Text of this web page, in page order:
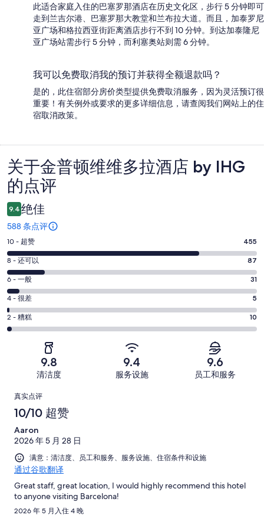
此适合家庭入住的巴塞罗那酒店在历史文化区，步行 5 分钟即可
走到兰吉尔港、巴塞罗那大教堂和兰布拉大道。而且，加泰罗尼
亚广场和格拉西亚街距离酒店步行不到 10 分钟。到达加泰隆尼
亚广场站需步行 5 分钟，而利塞奥站则需 6 分钟。
我可以免费取消我的预订并获得全额退款吗？
是的，此住宿部分房价类型提供免费取消服务，因为灵活预订很
重要！有关例外或要求的更多详细信息，请查阅我们网站上的住
宿取消政策。
点
评
关于金普顿维维多拉酒店 by IHG
的点评
9.4 绝佳
588 条点评
10
分
-
超
赞。
455
条
好
条
点
10 - 超赞 455
8
分
-
还
可
以。
有
588
条
点
评
8 - 还可以 87
6
分
-
一
般。
共
有
条
点
评
6 - 一般 31
4
分
-
评，
共
有
588
条
点
4 - 很差 5
2
分
条
好
评，
共
有
588
条
点
评
2 - 糟糕 10
9.8
清洁度
9.4
服务设施
9.6
员工和服务
点
评
真实点评
10/10 超赞
Aaron
2026 年 5 月 28 日
满意：清洁度、员工和服务、服务设施、住宿条件和设施
通过谷歌翻译
Great staff, great location, I would highly recommend this hotel
to anyone visiting Barcelona!
2026 年 5 月入住 4 晚